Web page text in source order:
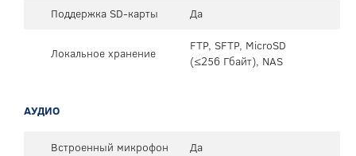
Поддержка SD-карты Да
Локальное хранение
FTP, SFTP, MicroSD
(≤256 Гбайт), NAS
АУДИО
Встроенный микрофон Да